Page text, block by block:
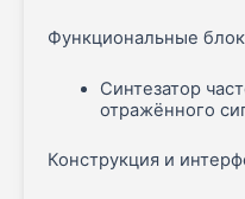
Функциональные
Синтезатор
отражённого
Конструкция и